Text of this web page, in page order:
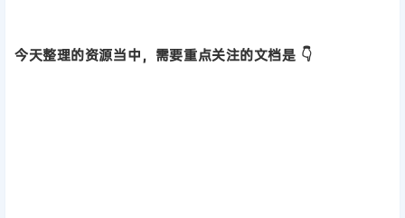
今天整理的资源当中，需要重点关注的文档是 👇